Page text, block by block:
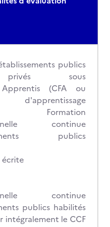
publics
sous
(CFA ou
d'apprentissage
Formation
continue
publics
écrite
continue
publics habilités
intégralement le CCF